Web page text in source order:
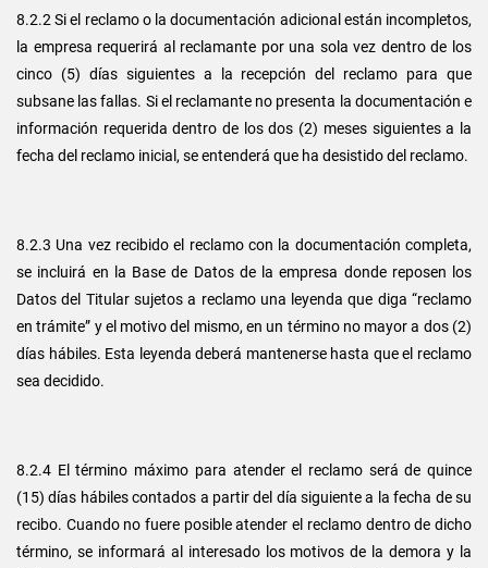
8.2.2 Si el reclamo o la documentación adicional están incompletos,
la empresa requerirá al reclamante por una sola vez dentro de los
cinco (5) días siguientes a la recepción del reclamo para que
subsane las fallas. Si el reclamante no presenta la documentación e
información requerida dentro de los dos (2) meses siguientes a la
fecha del reclamo inicial, se entenderá que ha desistido del reclamo.
8.2.3 Una vez recibido el reclamo con la documentación completa,
se incluirá en la Base de Datos de la empresa donde reposen los
Datos del Titular sujetos a reclamo una leyenda que diga “reclamo
en trámite” y el motivo del mismo, en un término no mayor a dos (2)
días hábiles. Esta leyenda deberá mantenerse hasta que el reclamo
sea decidido.
8.2.4 El término máximo para atender el reclamo será de quince
(15) días hábiles contados a partir del día siguiente a la fecha de su
recibo. Cuando no fuere posible atender el reclamo dentro de dicho
término, se informará al interesado los motivos de la demora y la